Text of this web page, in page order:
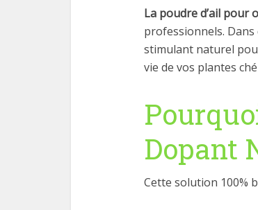
La poudre d’ail pour
professionnels. Dans
stimulant naturel
vie de vos plantes
Dopant
Cette solution 100%